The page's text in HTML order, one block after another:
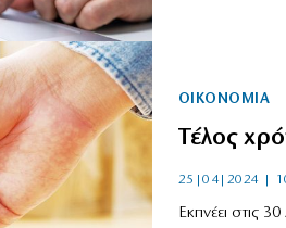
ΟΙΚΟΝΟΜΙΑ
Τέλος
25|04|2024 |
Εκπνέει στις